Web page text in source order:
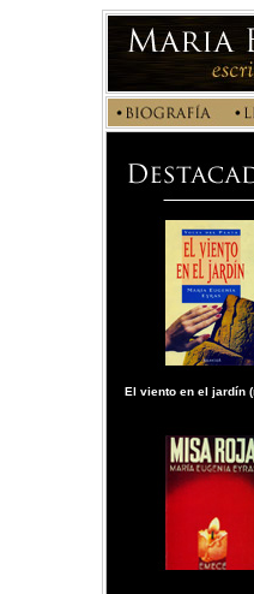
El viento en el jardín